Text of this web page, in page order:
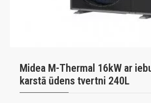
Midea M-Thermal 16kW ar
karstā ūdens tvertni 240L